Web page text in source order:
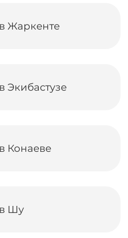
Жаркенте
Экибастузе
Конаеве
Шу